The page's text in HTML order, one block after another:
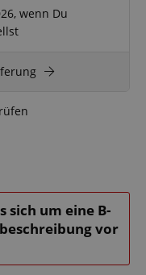
sich um eine B-
vor
wenn Du